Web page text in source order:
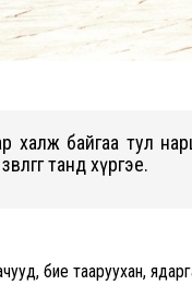
халж байгаа тул
танд хүргэе.
бие тааруухан,